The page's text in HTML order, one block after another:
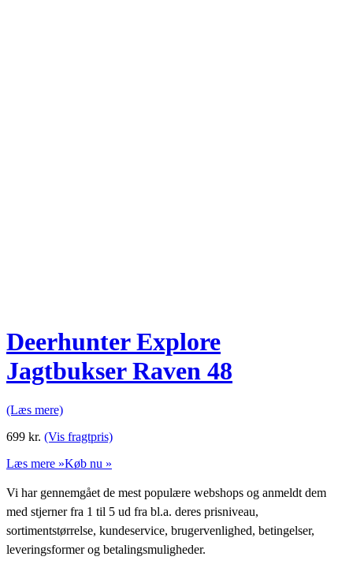
Deerhunter Explore
Jagtbukser Raven 48
(Læs mere)
699 kr. (Vis fragtpris)
Læs mere »Køb nu »
Vi har gennemgået de mest populære webshops og anmeldt dem
med stjerner fra 1 til 5 ud fra bl.a. deres prisniveau,
sortimentstørrelse, kundeservice, brugervenlighed, betingelser,
leveringsformer og betalingsmuligheder.